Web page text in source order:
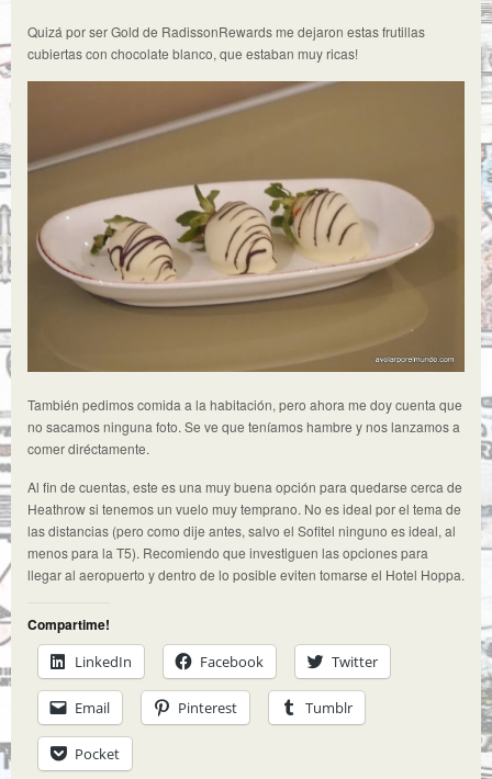
Quizá por ser Gold de RadissonRewards me dejaron estas frutillas
cubiertas con chocolate blanco, que estaban muy ricas!
También pedimos comida a la habitación, pero ahora me doy cuenta que
no sacamos ninguna foto. Se ve que teníamos hambre y nos lanzamos a
comer diréctamente.
Al fin de cuentas, este es una muy buena opción para quedarse cerca de
Heathrow si tenemos un vuelo muy temprano. No es ideal por el tema de
las distancias (pero como dije antes, salvo el Sofitel ninguno es ideal, al
menos para la T5). Recomiendo que investiguen las opciones para
llegar al aeropuerto y dentro de lo posible eviten tomarse el Hotel Hoppa.
Compartime!
LinkedIn
Facebook Twitter
Email Pinterest Tumblr
Pocket